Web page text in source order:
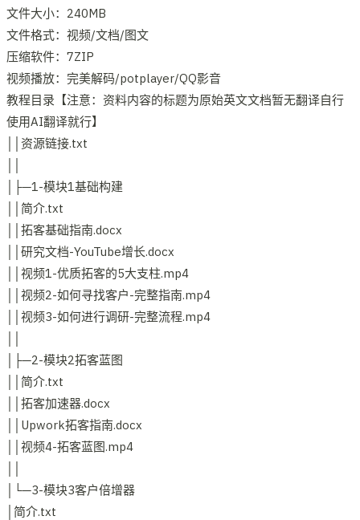
文件大小：240MB
文件格式：视频/文档/图文
压缩软件：7ZIP
视频播放：完美解码/potplayer/QQ影音
教程目录【注意：资料内容的标题为原始英文文档暂无翻译自行
使用AI翻译就行】
││资源链接.txt
│├─1-模块1基础构建
││简介.txt
││拓客基础指南.docx
││研究文档-YouTube增长.docx
││视频1-优质拓客的5大支柱.mp4
││视频2-如何寻找客户-完整指南.mp4
││视频3-如何进行调研-完整流程.mp4
│├─2-模块2拓客蓝图
││简介.txt
││拓客加速器.docx
││Upwork拓客指南.docx
││视频4-拓客蓝图.mp4
│└─3-模块3客户倍增器
│简介.txt